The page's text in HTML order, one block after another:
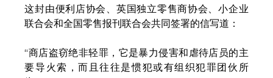
这封由便利店协会、英国独立零售商协会、小企业
联合会和全国零售报刊联合会共同签署的信写道：
“商店盗窃绝非轻罪，它是暴力侵害和虐待店员的主
要导火索，而且往往是惯犯或有组织犯罪团伙所